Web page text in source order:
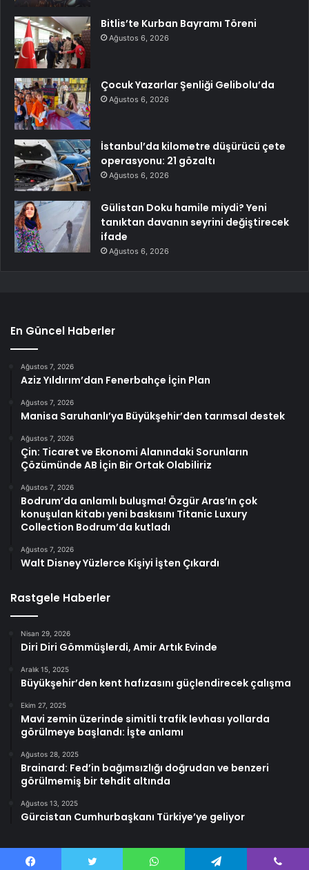
Bitlis’te Kurban Bayramı Töreni
Ağustos 6, 2026
Çocuk Yazarlar Şenliği Gelibolu’da
Ağustos 6, 2026
İstanbul’da kilometre düşürücü çete
operasyonu: 21 gözaltı
Ağustos 6, 2026
Gülistan Doku hamile miydi? Yeni
tanıktan davanın seyrini değiştirecek
ifade
Ağustos 6, 2026
En Güncel Haberler
Ağustos 7, 2026
Aziz Yıldırım’dan Fenerbahçe İçin Plan
Ağustos 7, 2026
Manisa Saruhanlı’ya Büyükşehir’den tarımsal destek
Ağustos 7, 2026
Çin: Ticaret ve Ekonomi Alanındaki Sorunların
Çözümünde AB İçin Bir Ortak Olabiliriz
Ağustos 7, 2026
Bodrum’da anlamlı buluşma! Özgür Aras’ın çok
konuşulan kitabı yeni baskısını Titanic Luxury
Collection Bodrum’da kutladı
Ağustos 7, 2026
Walt Disney Yüzlerce Kişiyi İşten Çıkardı
Rastgele Haberler
Nisan 29, 2026
Diri Diri Gömmüşlerdi, Amir Artık Evinde
Aralık 15, 2025
Büyükşehir’den kent hafızasını güçlendirecek çalışma
Ekim 27, 2025
Mavi zemin üzerinde simitli trafik levhası yollarda
görülmeye başlandı: İşte anlamı
Ağustos 28, 2025
Brainard: Fed’in bağımsızlığı doğrudan ve benzeri
görülmemiş bir tehdit altında
Ağustos 13, 2025
Gürcistan Cumhurbaşkanı Türkiye’ye geliyor